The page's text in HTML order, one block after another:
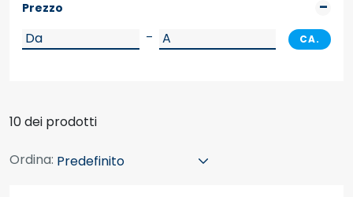
Prezzo
–
CA.
10 dei prodotti
Ordina: